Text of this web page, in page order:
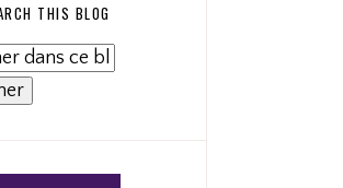
THIS BLOG